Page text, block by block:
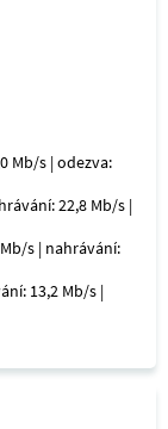
Mb/s | odezva:
22,8 Mb/s |
s | nahrávání:
13,2 Mb/s |